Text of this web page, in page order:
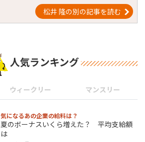
松井 隆の別の記事を読む
人気ランキング
ウィークリー マンスリー
気になるあの企業の給料は？
夏のボーナスいくら増えた？ 平均支給額
は